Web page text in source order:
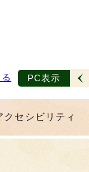
PC表示
クセシビリティ